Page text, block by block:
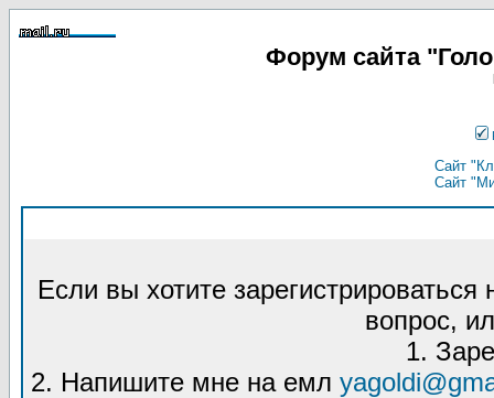
Форум сайта
Сайт
Сайт
Если вы хотите
вопрос,
1.
2. Напишите мне на емл